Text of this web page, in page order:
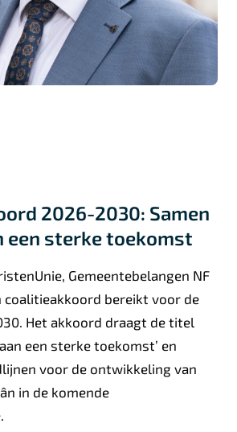
2026-2030: Samen
een sterke toekomst
Gemeentebelangen NF
coalitieakkoord bereikt voor de
Het akkoord draagt de titel
een sterke toekomst’ en
voor de ontwikkeling van
in de komende